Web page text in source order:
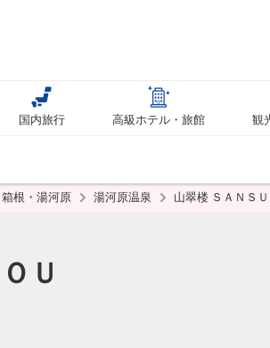
国内旅行 高級ホテル・旅館 観
箱根・湯河原 湯河原温泉 山翠楼 ＳＡＮＳ
Ｕ